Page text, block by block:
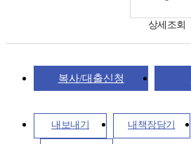
상세조회
복사/대출신청
내보내기 내책장담기